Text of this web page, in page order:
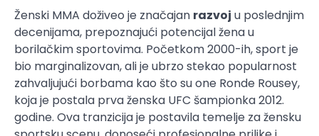
Ženski MMA doživeo je značajan razvoj u poslednjim
decenijama, prepoznajući potencijal žena u
borilačkim sportovima. Početkom 2000-ih, sport je
bio marginalizovan, ali je ubrzo stekao popularnost
zahvaljujući borbama kao što su one Ronde Rousey,
koja je postala prva ženska UFC šampionka 2012.
godine. Ova tranzicija je postavila temelje za žensku